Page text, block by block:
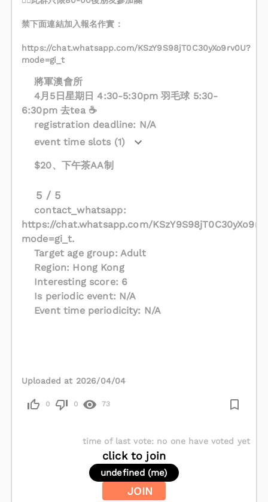
禁下面連結加入報名作實：
https://chat.whatsapp.com/KSzY9S98jT0C30yXo9rv0U?
mode=gi_t
將軍澳會所
4月5日星期日 4:30-5:30pm 羽毛球 5:30-
6:30pm 去tea ☕️
registration deadline: N/A
event time slots (1)
$20、下午茶AA制
5 / 5
contact_whatsapp:
https://chat.whatsapp.com/
mode=gi_t.
Target age group: Adult
Region: Hong Kong
Interesting score: 6
Is periodic event: N/A
Event time periodicity: N/A
Uploaded at 2026/04/04
0 0 73
time of last vote: no one have voted yet
click to join
undefined (me)
JOIN